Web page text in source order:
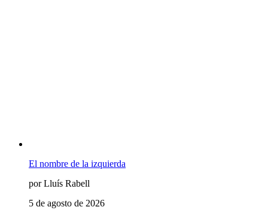
El nombre de la izquierda
por Lluís Rabell
5 de agosto de 2026